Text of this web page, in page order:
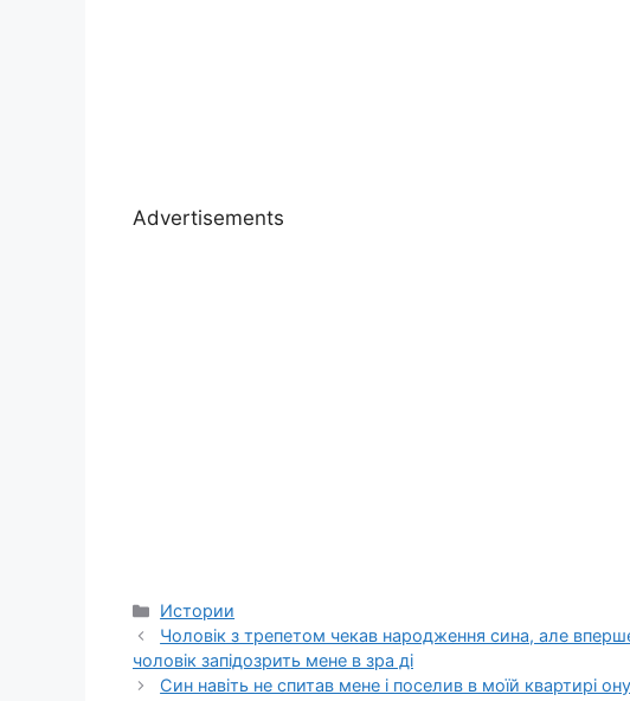
Advertisements
Categories
Истории
Чоловік з трепетом чекав народження сина, але
чоловік запідозрить мене в зра ді
Син навіть не спитав мене і поселив в моїй квартирі